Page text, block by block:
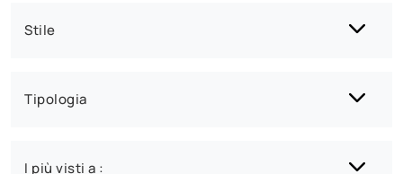
Stile
Tipologia
I più visti a :